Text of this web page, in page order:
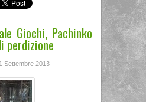
Giochi, Pachinko
perdizione
1 Settembre 2013